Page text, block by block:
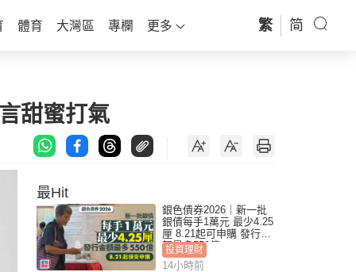
體育 大灣區 專欄 更多 繁 简
甜蜜打氣
最Hit
銀色債券2026｜新一批
銀債每手1萬元 最少4.25
厘 8.21起可申購 發行金
額最多550億
投資理財
14小時前